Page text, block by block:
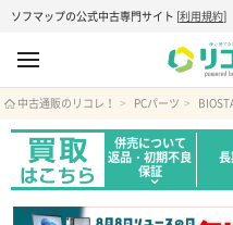
ソフマップの公式中古専門サイト [利用規約]
中古通販のリコレ！ PCパーツ
併売について
返品・初期不良
保証